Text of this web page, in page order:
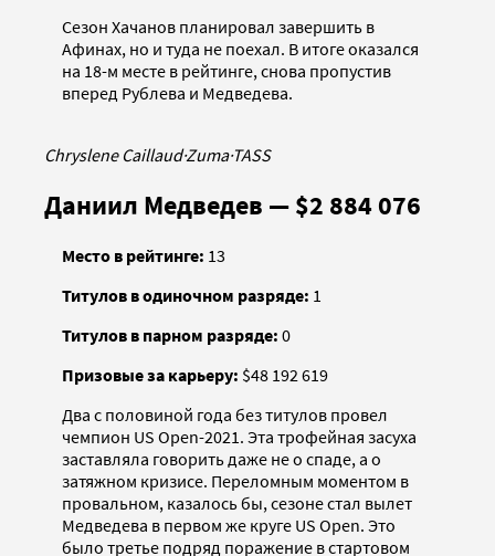
Сезон Хачанов планировал завершить в
Афинах, но и туда не поехал. В итоге оказался
на 18-м месте в рейтинге, снова пропустив
вперед Рублева и Медведева.
Chryslene Caillaud·Zuma·TASS
Даниил Медведев — $2 884 076
Место в рейтинге: 13
Титулов в одиночном разряде: 1
Титулов в парном разряде: 0
Призовые за карьеру: $48 192 619
Два с половиной года без титулов провел
чемпион US Open-2021. Эта трофейная засуха
заставляла говорить даже не о спаде, а о
затяжном кризисе. Переломным моментом в
провальном, казалось бы, сезоне стал вылет
Медведева в первом же круге US Open. Это
было третье подряд поражение в стартовом